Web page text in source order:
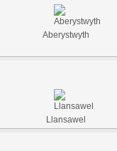
Aberystwyth
Llansawel